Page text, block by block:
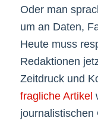
Oder man
um an Daten,
Heute muss
Redaktionen
Zeitdruck und
fragliche Artikel
journalistischen